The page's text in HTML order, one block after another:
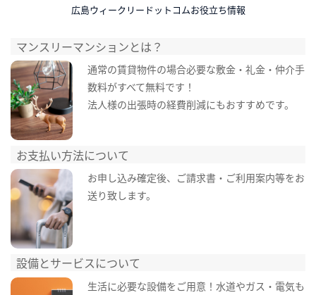
広島ウィークリードットコムお役立ち情報
マンスリーマンションとは？
通常の賃貸物件の場合必要な敷金・礼金・仲介手
数料がすべて無料です！
法人様の出張時の経費削減にもおすすめです。
お支払い方法について
お申し込み確定後、ご請求書・ご利用案内等をお
送り致します。
設備とサービスについて
生活に必要な設備をご用意！水道やガス・電気も